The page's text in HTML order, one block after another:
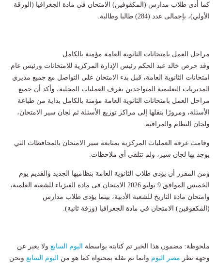
كما أدى طلاب مدارس (المكفوفين) الامتحان في مادة الجغرافيا (الورقة
الأولي)، بإجمالى عدد (284) طالبا وطالبة.
مراحل العمل بامتحانات الثانوية العامة مؤمنة بالكامل
وقد حرص خالد عبد الحكم رئيس الإدارة المركزية للامتحانات ورئيس عام
امتحانات الثانوية العامة، قبل بدء الامتحان على التواصل مع جميع مديري
المديريات التعليمية المتواجدين بغرف العمليات المحلية، وأكد أن جميع
مراحل العمل بامتحانات الثانوية العامة مؤمنة بالكامل بداية من طباعة
الأسئلة، ومرورًا بنقلها إلى مراكز توزيع الأسئلة ثم لجان سير الامتحان،
ولجان النظام والمراقبة.
وقامت غرفة العمليات المركزية بمتابعة سير الامتحان بالمحافظات التي
يوجد بها لجان سير، ولم تتلقى أي ملاحظات.
ومن المقرر أن يؤدي طلاب الثانوية العامة بنظاميها الجديد والقديم يوم
الخميس الموافق 9 يوليو 2026 الامتحان فى مادة الفيزياء للشعبة العلمية،
وامتحان مادة التاريخ للشعبة الأدبية، بينما يؤدى طلاب مدارس
(المكفوفين) الامتحان في مادة الجغرافيا (ورقة ثانية).
ملحوظة: مضمون هذا الخبر تم كتابته بواسطة اليوم السابع ولا يعبر عن
وجهة نظر مصر اليوم وانما تم نقله بمحتواه كما هو من اليوم السابع ونحن